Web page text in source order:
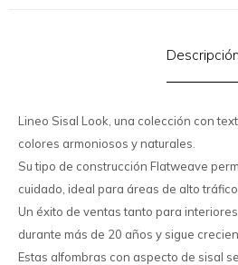
Descripción
Lineo Sisal Look, una colección con
colores armoniosos y naturales.
Su tipo de construcción Flatweave
cuidado, ideal para áreas de alto tráfico.
Un éxito de ventas tanto para
durante más de 20 años y sigue
Estas alfombras con aspecto de sisal